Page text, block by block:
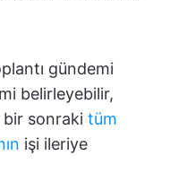
gündemi
belirleyebilir,
sonraki tüm
işi ileriye